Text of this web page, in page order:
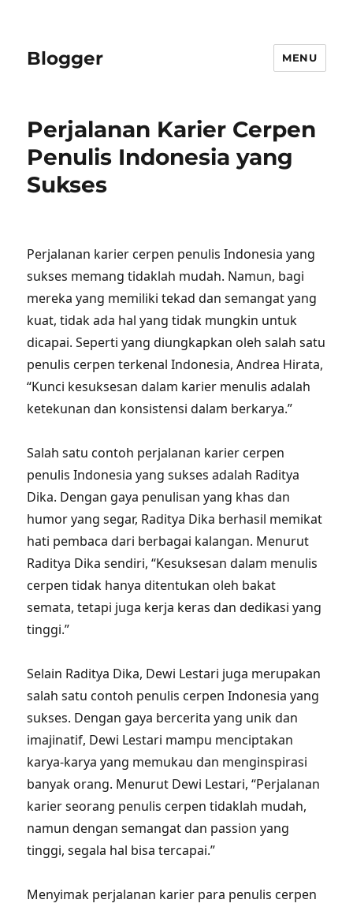
Blogger MENU
Perjalanan Karier Cerpen
Penulis Indonesia yang
Sukses
Perjalanan karier cerpen penulis Indonesia yang
sukses memang tidaklah mudah. Namun, bagi
mereka yang memiliki tekad dan semangat yang
kuat, tidak ada hal yang tidak mungkin untuk
dicapai. Seperti yang diungkapkan oleh salah satu
penulis cerpen terkenal Indonesia, Andrea Hirata,
“Kunci kesuksesan dalam karier menulis adalah
ketekunan dan konsistensi dalam berkarya.”
Salah satu contoh perjalanan karier cerpen
penulis Indonesia yang sukses adalah Raditya
Dika. Dengan gaya penulisan yang khas dan
humor yang segar, Raditya Dika berhasil memikat
hati pembaca dari berbagai kalangan. Menurut
Raditya Dika sendiri, “Kesuksesan dalam menulis
cerpen tidak hanya ditentukan oleh bakat
semata, tetapi juga kerja keras dan dedikasi yang
tinggi.”
Selain Raditya Dika, Dewi Lestari juga merupakan
salah satu contoh penulis cerpen Indonesia yang
sukses. Dengan gaya bercerita yang unik dan
imajinatif, Dewi Lestari mampu menciptakan
karya-karya yang memukau dan menginspirasi
banyak orang. Menurut Dewi Lestari, “Perjalanan
karier seorang penulis cerpen tidaklah mudah,
namun dengan semangat dan passion yang
tinggi, segala hal bisa tercapai.”
Menyimak perjalanan karier para penulis cerpen